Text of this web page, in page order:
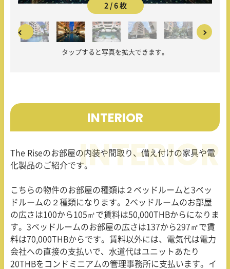
2 / 6 枚
タップすると写真を拡大できます。
INTERIOR
The Riseのお部屋の内装や間取り、備え付けの家具や電
化製品のご紹介です。
こちらの物件のお部屋の種類は２ベッドルームと 3ベッ
ドルームの２種類になります。 2ベッドルームのお部屋
の広さは100から 105㎡で賃料は50,000THBからになりま
す。 3ベッドルームのお部屋の広さは137から297㎡で賃
料は70,000THBからです。賃料以外には、電気代は電力
会社への直接の支払いで、水道代はユニットあたり
20THBをコンドミニアムの管理事務所に支払います。イ